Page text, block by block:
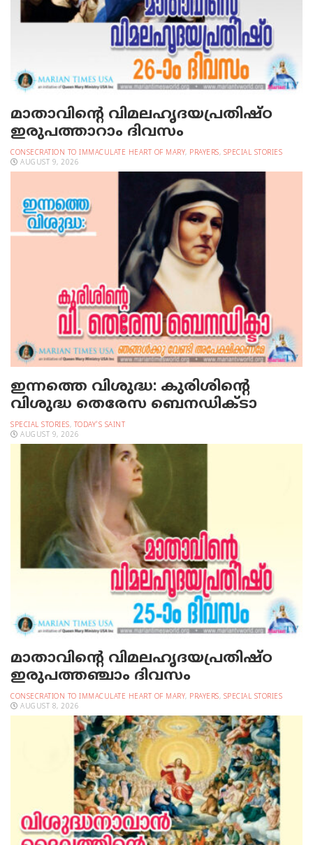
മാതാവിന്റെ വിമലഹൃദയപ്രതിഷ്ഠ
ഇരുപത്താറാം ദിവസം
CONSECRATION TO IMMACULATE HEART OF MARY, PRAYERS, SPECIAL STORIES
AUGUST 9, 2026
ഇന്നത്തെ വിശുദ്ധ: കുരിശിന്റെ
വിശുദ്ധ തെരേസ ബെനഡിക്ടാ
SPECIAL STORIES, TODAY'S SAINT
AUGUST 9, 2026
മാതാവിന്റെ വിമലഹൃദയപ്രതിഷ്ഠ
ഇരുപത്തഞ്ചാം ദിവസം
CONSECRATION TO IMMACULATE HEART OF MARY, PRAYERS, SPECIAL STORIES
AUGUST 8, 2026